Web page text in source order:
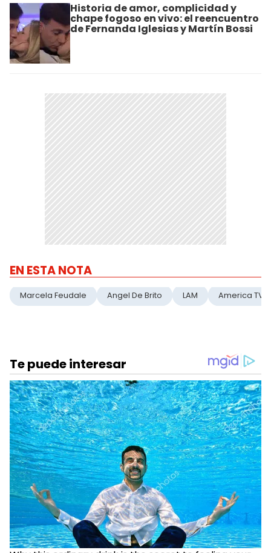
Historia de amor, complicidad y
chape fogoso en vivo: el reencuentro
de Fernanda Iglesias y Martín Bossi
EN ESTA NOTA
Marcela Feudale Angel De Brito LAM America TV